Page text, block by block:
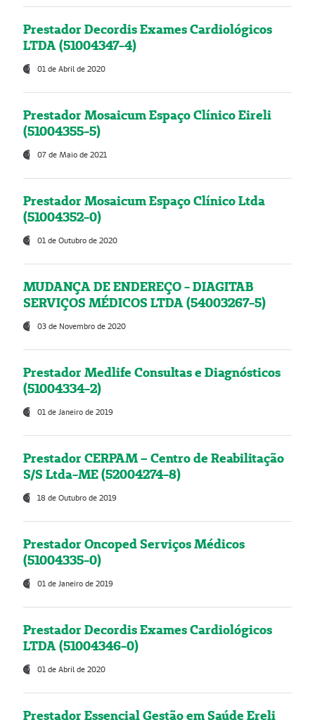
Prestador Decordis Exames Cardiológicos
LTDA (51004347-4)
01 de Abril de 2020
Prestador Mosaicum Espaço Clínico Eireli
(51004355-5)
07 de Maio de 2021
Prestador Mosaicum Espaço Clínico Ltda
(51004352-0)
01 de Outubro de 2020
MUDANÇA DE ENDEREÇO - DIAGITAB
SERVIÇOS MÉDICOS LTDA (54003267-5)
03 de Novembro de 2020
Prestador Medlife Consultas e Diagnósticos
(51004334-2)
01 de Janeiro de 2019
Prestador CERPAM – Centro de Reabilitação
S/S Ltda-ME (52004274-8)
18 de Outubro de 2019
Prestador Oncoped Serviços Médicos
(51004335-0)
01 de Janeiro de 2019
Prestador Decordis Exames Cardiológicos
LTDA (51004346-0)
01 de Abril de 2020
Prestador Essencial Gestão em Saúde Ereli